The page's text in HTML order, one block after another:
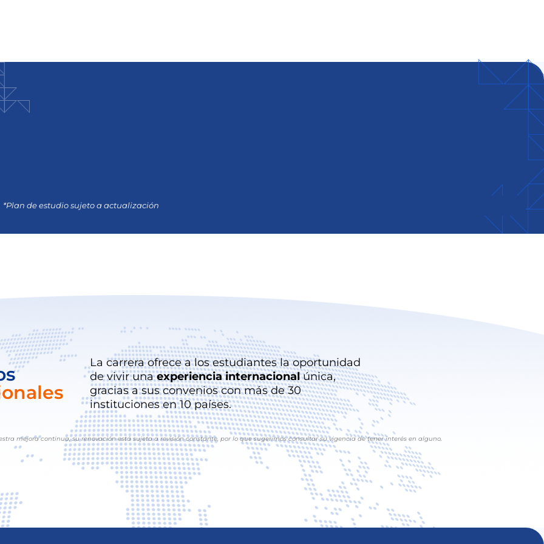
*Plan de estudio sujeto a actualización
La carrera ofrece a los estudiantes la oportunidad
de vivir unaexperiencia internacionalúnica,
gracias a sus convenios con más de 30
instituciones en 10 países.
mejora continua, su renovación está sujeta a revisión constante, por lo que sugerimos consultar su vigencia de tener interés en alguno.